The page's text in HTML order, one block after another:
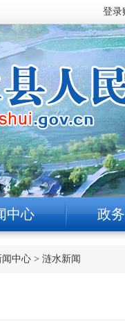
中心 政
闻中心 > 涟水新闻